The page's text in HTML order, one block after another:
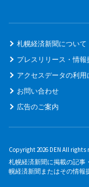
札幌経済新聞について
プレスリリース・情報
アクセスデータの利用
お問い合わせ
広告のご案内
Copyright 2026 DEN All rights
札幌経済新聞に掲載の記事
幌経済新聞またはその情報